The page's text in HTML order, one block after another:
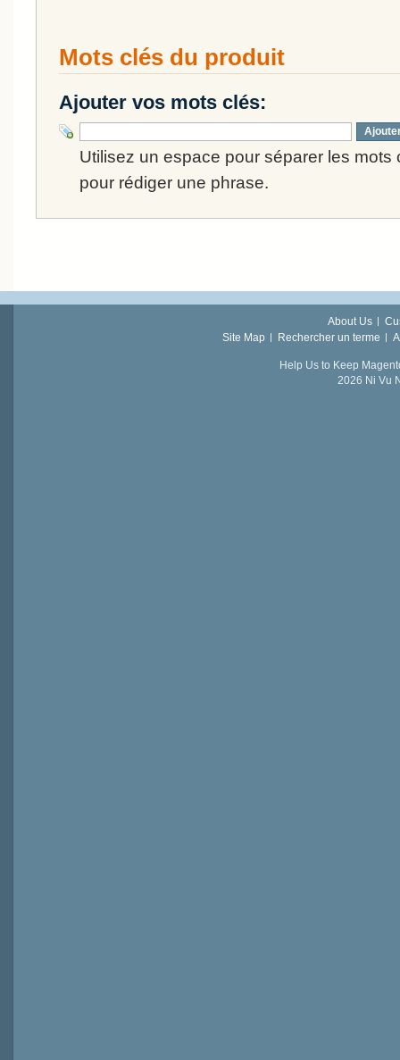
Mots clés du produit
Ajouter vos mots clés:
Utilisez un espace pour séparer les mots
pour rédiger une phrase.
About Us
Site Map
Rechercher un terme
Help Us to Keep
2026 Ni Vu